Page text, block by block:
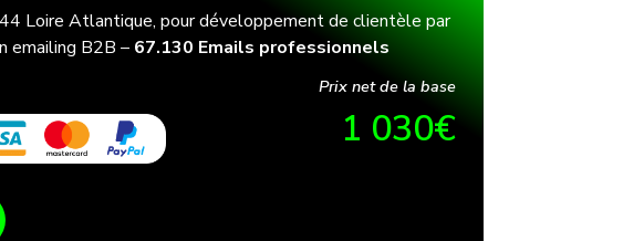
Loire Atlantique, pour développement de clientèle par
emailing B2B – 67.130 Emails professionnels
Prix net de la base
1 030€